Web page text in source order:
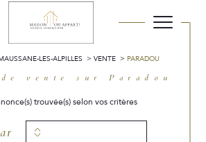
LES-ALPILLES VENTE PARADOU
de vente sur Paradou
trouvée(s) selon vos critères